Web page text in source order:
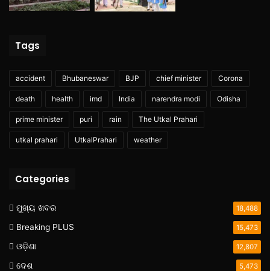
Tags
accident Bhubaneswar BJP chief minister Corona
death health imd India narendra modi Odisha
prime minister puri rain The Utkal Prahari
utkal prahari UtkalPrahari weather
Categories
ମୁଖ୍ୟ ଖବର 18,488
Breaking PLUS 15,473
ଓଡ଼ିଶା 12,807
ଦେଶ 5,473